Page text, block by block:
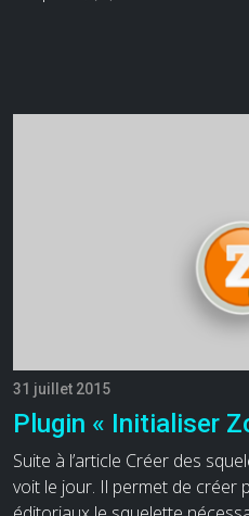
31 juillet 2015
Plugin « Initialiser
Suite à l’article Créer des
voit le jour. Il permet de créer